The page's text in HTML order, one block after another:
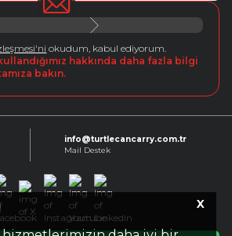
X
okudum, kabul ediyorum.
hakkında daha fazla bilgi
bakın.
info@turtlecancarry.com.tr
Mail Destek
Facebook
X InstagramYoutube